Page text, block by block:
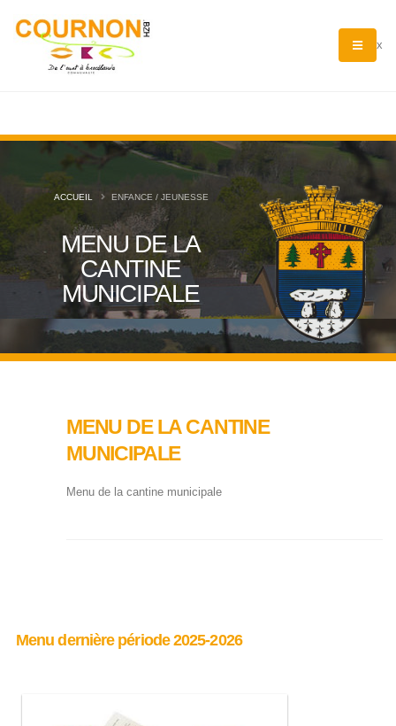
x
MENU DE LA
CANTINE
MUNICIPALE
ACCUEIL ENFANCE / JEUNESSE
MENU DE LA CANTINE
MUNICIPALE
Menu de la cantine municipale
Menu dernière période 2025-2026